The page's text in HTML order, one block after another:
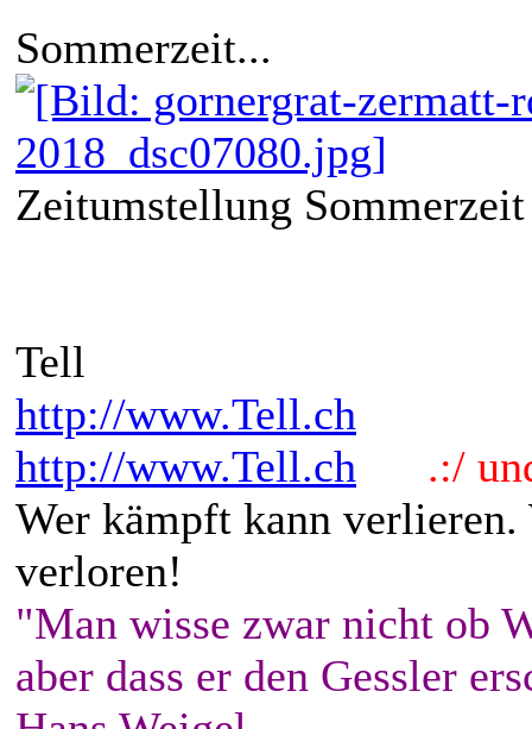
Sommerzeit...
Zeitumstellung
Tell
http://www.Tell.ch
http://www.Tell.ch
.:/
Wer kämpft kann
verloren!
"Man wisse zwar nicht ob
aber dass er den Gessler